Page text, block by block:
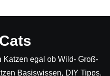
Katzen egal ob Wild- Groß-
Basiswissen, DIY Tipps,